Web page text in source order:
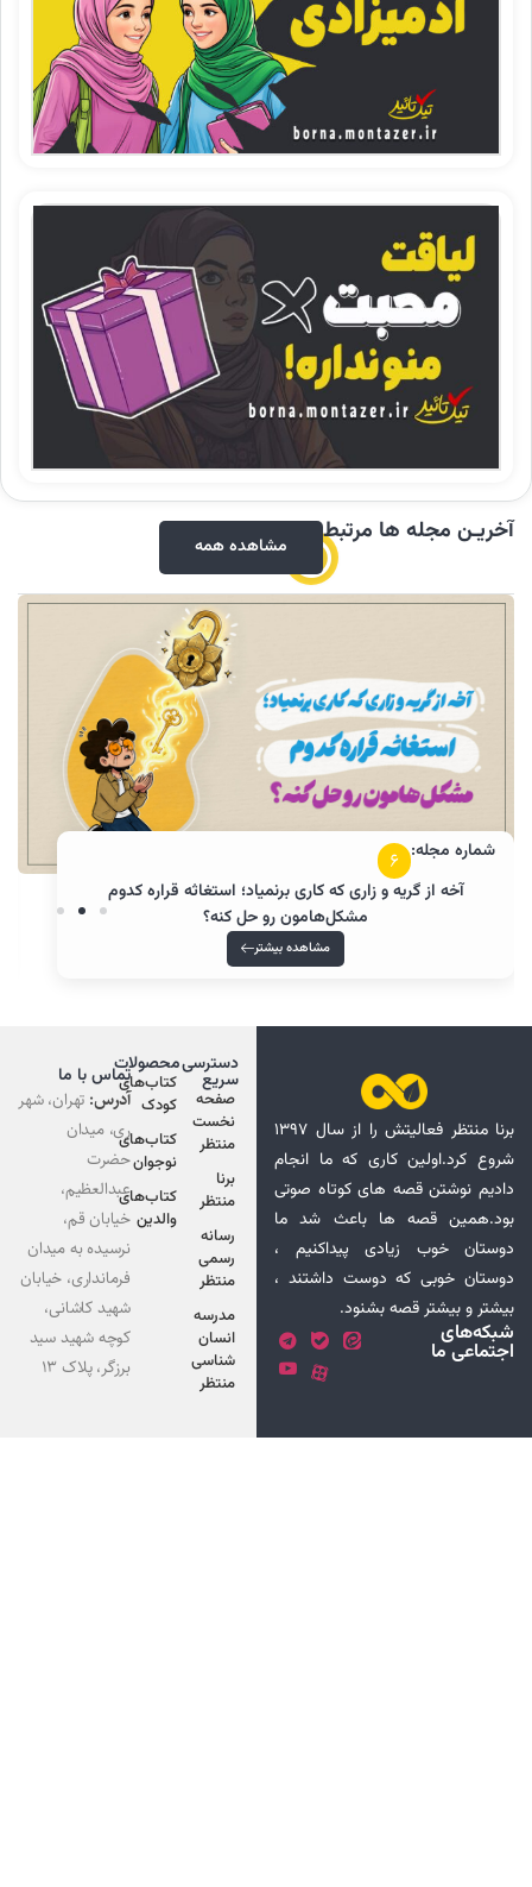
مجله ها مرتبط مشاهده همه
شماره مجله: 5
استغاثه به چه مدلی از دعا کردن میگن؟! چرا باید فرق دعا و
استغاثه رو بدونم؟
مشاهده بیشتر
برنا منتظر فعالیتش را از سال ۱۳۹۷
کرد.اولین کاری که ما انجام
نوشتن قصه های کوتاه صوتی
قصه ها باعث شد ما
خوب زیادی پیداکنیم ،
خوبی که دوست داشتند ،
و بیشتر قصه بشنود.
ما
دسترسی
سریع
صفحه
نخست
منتظر
منتظر
رسانه
رسمی
منتظر
مدرسه
انسان
شناسی
منتظر
محصولات
کتاب‌های
کودک
کتاب‌های
نوجوان
کتاب‌های
والدین
تماس با ما
آدرس:تهران، شهر
ری، میدان
حضرت
عبدالعظیم،
خیابان قم،
نرسیده به میدان
فرمانداری، خیابان
شهید کاشانی،
کوچه شهید سید
برزگر، پلاک 13